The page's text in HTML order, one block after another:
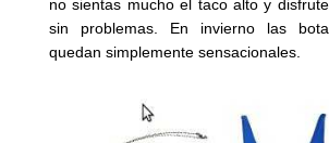
no sientas mucho el taco alto y
sin problemas. En invierno las
quedan simplemente sensacionales.